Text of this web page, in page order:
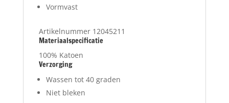
Vormvast
Artikelnummer 12045211
Materiaalspecificatie
100% Katoen
Verzorging
Wassen tot 40 graden
Niet bleken